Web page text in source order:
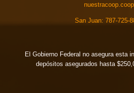
nuestracoop.coop
San Juan: 787-725-
El Gobierno Federal no asegura esta
depósitos asegurados hasta